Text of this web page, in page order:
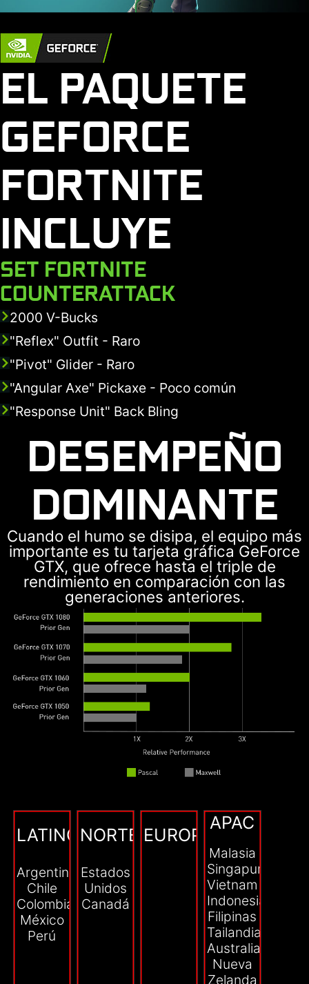
EL PAQUETE
GEFORCE
FORTNITE
INCLUYE
SET FORTNITE
COUNTERATTACK
2000 V-Bucks
"Reflex" Outfit - Raro
"Pivot" Glider - Raro
"Angular Axe" Pickaxe - Poco común
"Response Unit" Back Bling
DESEMPEÑO
DOMINANTE
Cuando el humo se disipa, el equipo más
importante es tu tarjeta gráfica GeForce
GTX, que ofrece hasta el triple de
rendimiento en comparación con las
generaciones anteriores.
LATINOAMÉRICA
Argentina
Chile
Colombia
México
Perú
NORTEAMÉRICA
Estados
Unidos
Canadá
EUROPA
APAC
Malasia
Singapur
Vietnam
Indonesia
Filipinas
Tailandia
Australia
Nueva
Zelanda